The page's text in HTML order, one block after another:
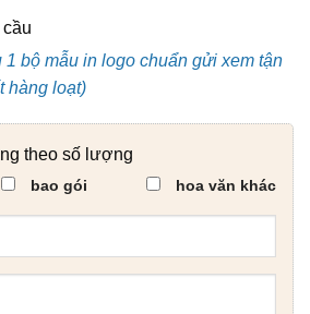
1 bộ mẫu in logo chuẩn gửi xem tận
hàng loạt)
theo số lượng
bao gói hoa văn khác